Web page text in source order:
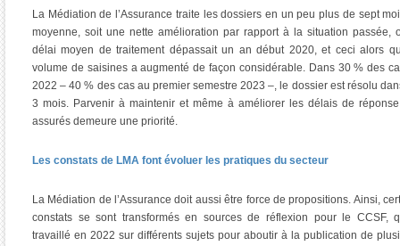
La Médiation de l’Assurance traite les dossiers en un peu plus de sept
moyenne, soit une nette amélioration par rapport à la situation passée,
délai moyen de traitement dépassait un an début 2020, et ceci alors
volume de saisines a augmenté de façon considérable. Dans 30 % des
2022 – 40 % des cas au premier semestre 2023 –, le dossier est résolu
3 mois. Parvenir à maintenir et même à améliorer les délais de
assurés demeure une priorité.
Les constats de LMA font évoluer les pratiques du secteur
La Médiation de l’Assurance doit aussi être force de propositions. Ainsi,
constats se sont transformés en sources de réflexion pour le CCSF,
travaillé en 2022 sur différents sujets pour aboutir à la publication de